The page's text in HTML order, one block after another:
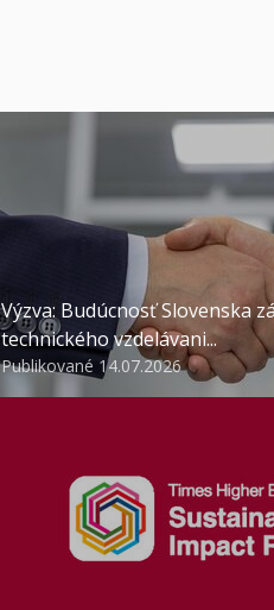
Výzva: Budúcnosť Slovenska
technického vzdelávani...
Publikované 14.07.2026